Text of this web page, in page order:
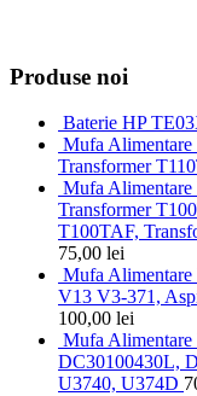
Produse noi
Baterie HP
Mufa Alimentare
Transformer
Mufa Alimentare
Transformer
T100TAF,
75,00 lei
Mufa
V13 V3-371,
100,00 lei
Mufa
DC30100430L,
U3740, U374D